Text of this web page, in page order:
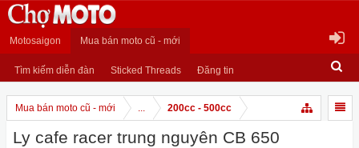
Motosaigon Mua bán moto cũ - mới
Tìm kiếm diễn đàn Sticked Threads Đăng tin
Mua bán moto cũ - mới ... 200cc - 500cc
Ly cafe racer trung nguyên CB 650